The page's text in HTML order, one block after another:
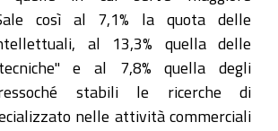
così al 7,1% la quota delle
al 13,3% quella delle
e al 7,8% quella degli
stabili le ricerche di
nelle attività commerciali